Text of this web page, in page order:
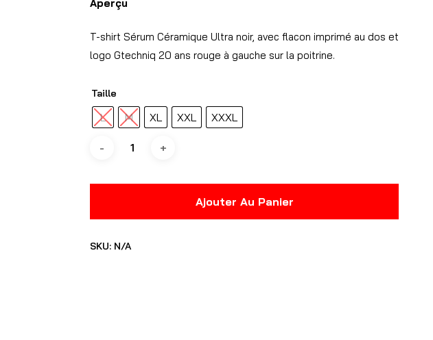
Aperçu
T-shirt Sérum Céramique Ultra noir, avec flacon imprimé au dos et
logo Gtechniq 20 ans rouge à gauche sur la poitrine.
Taille
L M XL XXL XXXL
Ajouter Au Panier
SKU: N/A